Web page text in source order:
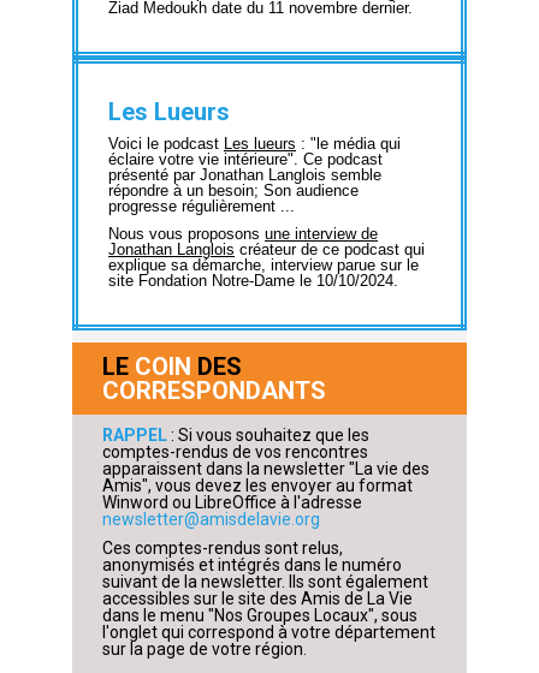
Ziad Medoukh date du 11 novembre dernier.
Les Lueurs
Voici le podcast Les lueurs : "le média qui
éclaire votre vie intérieure". Ce podcast
présenté par Jonathan Langlois semble
répondre à un besoin; Son audience
progresse régulièrement ...
Nous vous proposons une interview de
Jonathan Langlois créateur de ce podcast qui
explique sa démarche, interview parue sur le
site Fondation Notre-Dame le 10/10/2024.
LE COIN DES
CORRESPONDANTS
RAPPEL: Si vous souhaitez que les
comptes-rendus de vos rencontres
apparaissent dans la newsletter "La vie des
Amis", vous devez les envoyer au format
Winword ou LibreOffice à l'adresse
newsletter@amisdelavie.org
Ces comptes-rendus sont relus,
anonymisés et intégrés dans le numéro
suivant de la newsletter. Ils sont également
accessibles sur le site des Amis de La Vie
dans le menu "Nos Groupes Locaux", sous
l'onglet qui correspond à votre département
sur la page de votre région.